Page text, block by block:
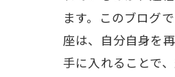
ます。このブログ
座は、自分自身を
手に入れることで